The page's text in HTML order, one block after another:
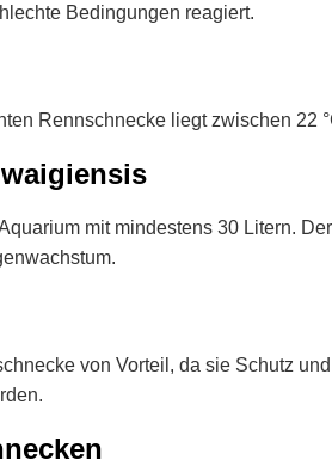
Bedingungen reagiert.
Rennschnecke liegt zwischen
mit mindestens 30 Litern.
von Vorteil, da sie Schutz